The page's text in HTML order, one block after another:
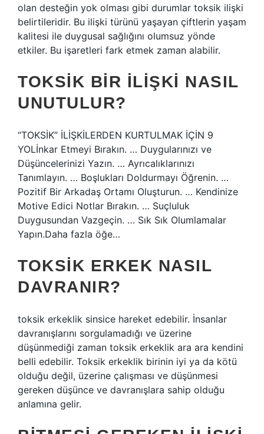
olan desteğin yok olması gibi durumlar toksik ilişki
belirtileridir. Bu ilişki türünü yaşayan çiftlerin yaşam
kalitesi ile duygusal sağlığını olumsuz yönde
etkiler. Bu işaretleri fark etmek zaman alabilir.
TOKSIK BIR ILIŞKI NASIL
UNUTULUR?
“TOKSİK” İLİŞKİLERDEN KURTULMAK İÇİN 9
YOLİnkar Etmeyi Bırakın. … Duygularınızı ve
Düşüncelerinizi Yazın. … Ayrıcalıklarınızı
Tanımlayın. … Boşlukları Doldurmayı Öğrenin. …
Pozitif Bir Arkadaş Ortamı Oluşturun. … Kendinize
Motive Edici Notlar Bırakın. … Suçluluk
Duygusundan Vazgeçin. … Sık Sık Olumlamalar
Yapın.Daha fazla öğe…
TOKSIK ERKEK NASIL
DAVRANIR?
​toksik erkeklik sinsice hareket edebilir. İnsanlar
davranışlarını sorgulamadığı ve üzerine
düşünmediği zaman toksik erkeklik ara ara kendini
belli edebilir. Toksik erkeklik birinin iyi ya da kötü
olduğu değil, üzerine çalışması ve düşünmesi
gereken düşünce ve davranışlara sahip olduğu
anlamına gelir.